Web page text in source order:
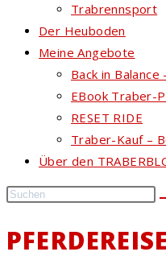
Trabrennsport
Der Heuboden
Meine Angebote
Back in
EBook Traber-
RESET RIDE
Traber-Kauf –
Über den